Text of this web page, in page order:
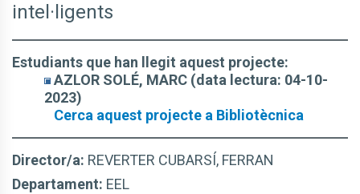
intel·ligents
Estudiants que han llegit aquest projecte:
AZLOR SOLÉ, MARC (data lectura: 04-10-
2023)
Cerca aquest projecte a Bibliotècnica
Director/a: REVERTER CUBARSÍ, FERRAN
Departament: EEL